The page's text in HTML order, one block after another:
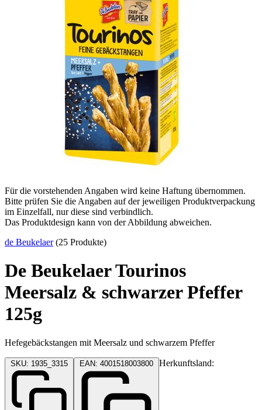
Für die vorstehenden Angaben wird keine Haftung übernommen.
Bitte prüfen Sie die Angaben auf der jeweiligen Produktverpackung
im Einzelfall, nur diese sind verbindlich.
Das Produktdesign kann von der Abbildung abweichen.
de Beukelaer(25 Produkte)
De Beukelaer Tourinos
Meersalz & schwarzer Pfeffer
125g
Hefegebäckstangen mit Meersalz und schwarzem Pfeffer
Herkunftsland: